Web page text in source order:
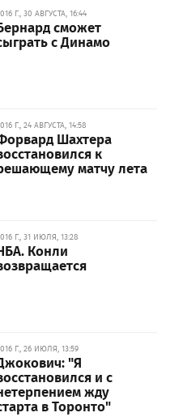
Г., 30 АВГУСТА, 16:44
сможет
с Динамо
Г., 24 АВГУСТА, 14:58
Шахтера
к
матчу лета
Г., 31 ИЮЛЯ, 13:28
Конли
Г., 26 ИЮЛЯ, 13:59
"Я
и с
жду
в Торонто"